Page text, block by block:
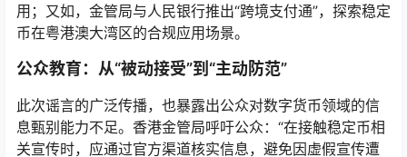
用；又如，金管局与人民银行推出“跨境支付通”，探索稳定
币在粤港澳大湾区的合规应用场景。
公众教育：从“被动接受”到“主动防范”
此次谣言的广泛传播，也暴露出公众对数字货币领域的信
息甄别能力不足。香港金管局呼吁公众：“在接触稳定币相
关宣传时，应通过官方渠道核实信息，避免因虚假宣传遭